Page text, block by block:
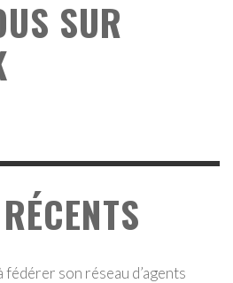
SUR
son réseau d’agents